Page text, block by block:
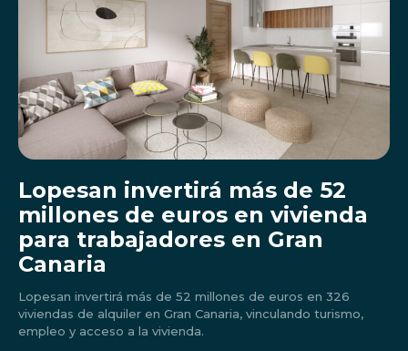
Lopesan invertirá más de 52
millones de euros en vivienda
para trabajadores en Gran
Canaria
Lopesan invertirá más de 52 millones de euros en 326
viviendas de alquiler en Gran Canaria, vinculando turismo,
empleo y acceso a la vivienda.